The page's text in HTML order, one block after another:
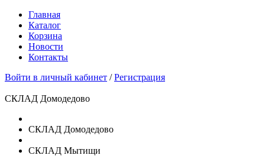
Главная
Каталог
Корзина
Новости
Контакты
Войти в личный кабинет /Регистрация
СКЛАД Домодедово
СКЛАД Домодедово
СКЛАД Мытищи